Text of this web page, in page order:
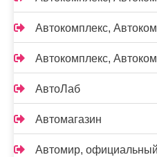
Автокомплекс,
Автокомплекс,
АвтоЛаб
Автомагазин
Автомир,